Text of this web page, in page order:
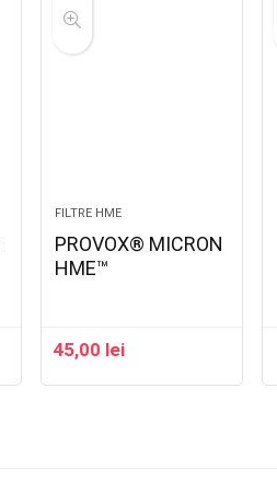
FILTRE HME
PROVOX® MICRON
HME™
45,00 lei